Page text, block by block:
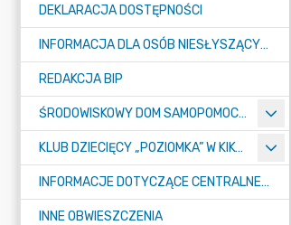
DEKLARACJA DOSTĘPNOŚCI
INFORMACJA DLA OSÓB NIESŁYSZĄCYCH
REDAKCJA BIP
ŚRODOWISKOWY DOM SAMOPOMOCY "KONICZYNKA" W SUMINIE
KLUB DZIECIĘCY „POZIOMKA” W KIKOLE
INFORMACJE DOTYCZĄCE CENTRALNEGO PORTU KOMUNIKACYJNEGO
INNE OBWIESZCZENIA